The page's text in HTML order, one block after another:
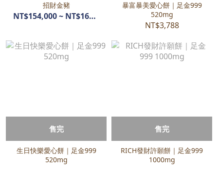
招財金豬
NT$154,000 ~ NT$160,700
暴富暴美愛心餅｜足金999
520mg
NT$3,788
售完
生日快樂愛心餅｜足金999
520mg
售完
RICH發財許願餅｜足金999
1000mg